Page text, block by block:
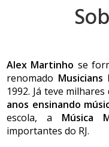
Alex Martinho se
renomado
1992. Já teve
anos ensinando
escola, a Música
importantes do RJ.